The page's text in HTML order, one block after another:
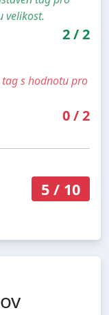
velikost.
2/2
tag s hodnotu pro
0/2
5/ 10